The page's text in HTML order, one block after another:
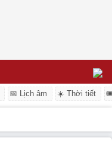
📅 Lịch âm ☀️ Thời tiết